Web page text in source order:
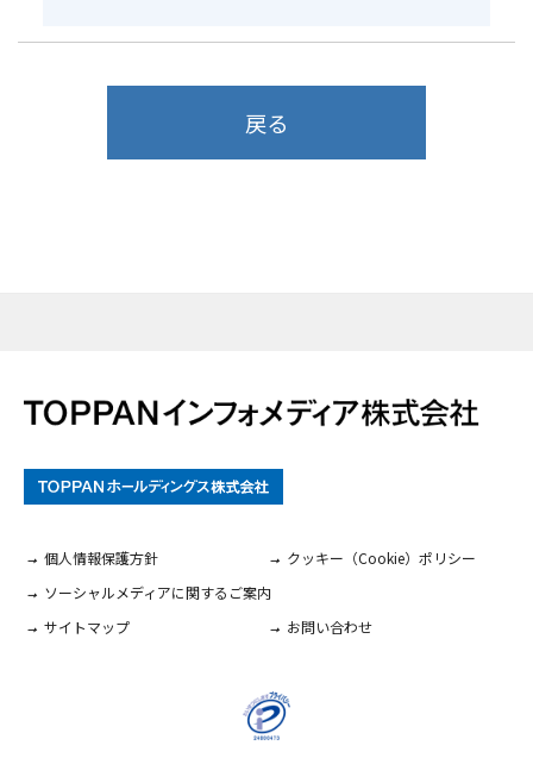
戻る
個人情報保護方針
クッキー（Cookie）ポリシー
ソーシャルメディアに関するご案内
サイトマップ
お問い合わせ